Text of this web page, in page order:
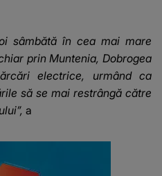
că..."
sâmbătă în cea mai mare
prin Muntenia, Dobrogea
electrice, urmând ca
să se mai restrângă către
a